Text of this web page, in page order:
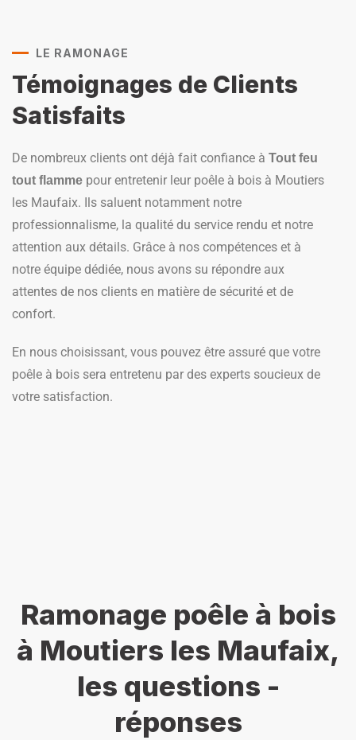
LE RAMONAGE
Témoignages de Clients
Satisfaits
De nombreux clients ont déjà fait confiance à Tout feu
tout flamme pour entretenir leur poêle à bois à Moutiers
les Maufaix. Ils saluent notamment notre
professionnalisme, la qualité du service rendu et notre
attention aux détails. Grâce à nos compétences et à
notre équipe dédiée, nous avons su répondre aux
attentes de nos clients en matière de sécurité et de
confort.
En nous choisissant, vous pouvez être assuré que votre
poêle à bois sera entretenu par des experts soucieux de
votre satisfaction.
Ramonage poêle à bois
à Moutiers les Maufaix,
les questions -
réponses